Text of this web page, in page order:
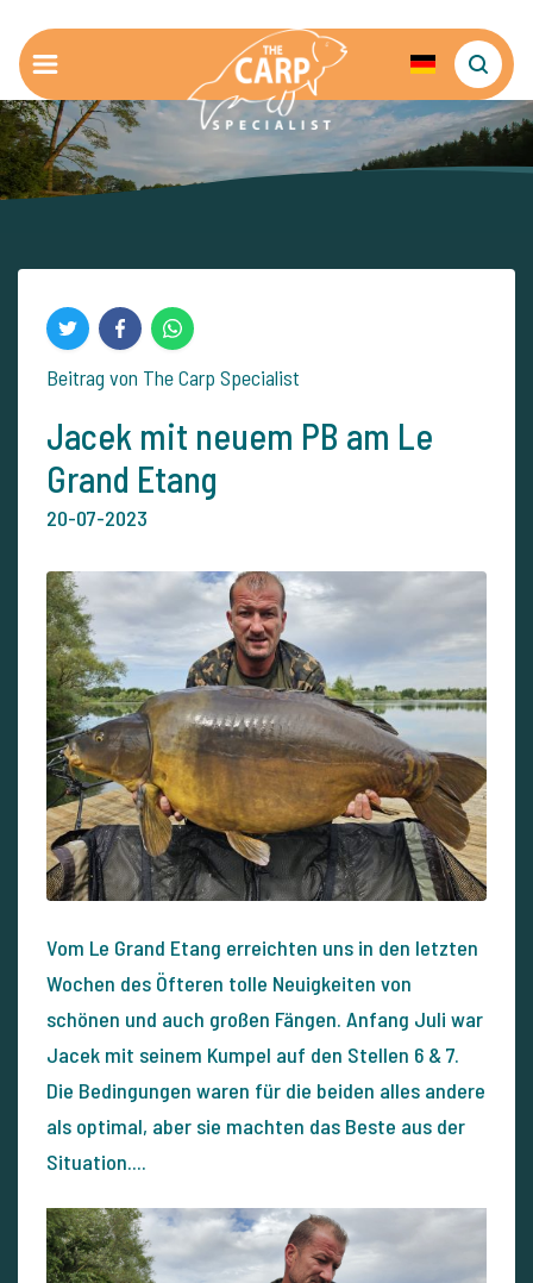
Beitrag von The Carp Specialist
Jacek mit neuem PB am Le
Grand Etang
20-07-2023
Vom Le Grand Etang erreichten uns in den letzten
Wochen des Öfteren tolle Neuigkeiten von
schönen und auch großen Fängen. Anfang Juli war
Jacek mit seinem Kumpel auf den Stellen 6 & 7.
Die Bedingungen waren für die beiden alles andere
als optimal, aber sie machten das Beste aus der
Situation....